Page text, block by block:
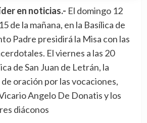
en noticias.- El domingo 12
de la mañana, en la Basílica de
Padre presidirá la Misa con las
El viernes a las 20
de San Juan de Letrán, la
oración por las vocaciones,
Angelo De Donatis y los
diáconos